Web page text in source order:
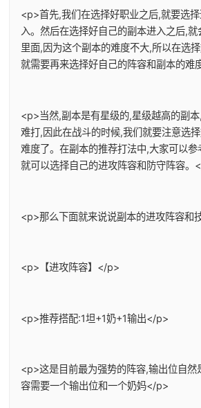
<p>首先,我们在选择好职业之后,就要选
入。然后在选择好自己的副本进入之后,
里面,因为这个副本的难度不大,所以在选
就需要再来选择好自己的阵容和副本的难
<p>当然,副本是有星级的,星级越高的副
难打,因此在战斗的时候,我们就要注意选
难度了。在副本的推荐打法中,大家可以
就可以选择自己的进攻阵容和防守阵容。
<p>那么下面就来说说副本的进攻阵容和
<p>【进攻阵容】</p>
<p>推荐搭配:1坦+1奶+1输出</p>
<p>这是目前最为强势的阵容,输出位自然
容需要一个输出位和一个奶妈</p>